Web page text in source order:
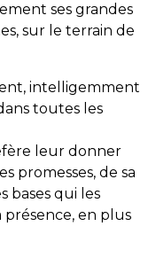
ses grandes
sur le terrain de
intelligemment
toutes les
leur donner
promesses, de sa
bases qui les
en plus